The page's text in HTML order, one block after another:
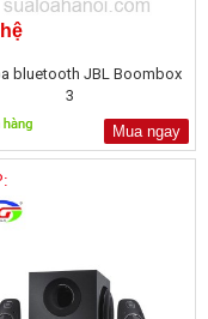
bluetooth JBL Boombox
3
Mua ngay